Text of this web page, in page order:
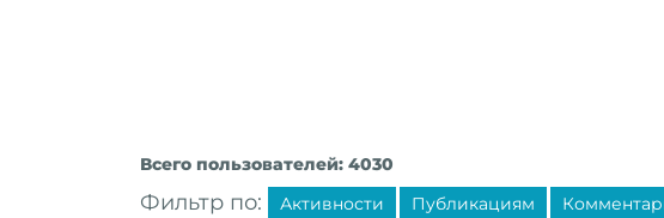
Всего пользователей: 4030
Фильтр по: Активности Публикациям